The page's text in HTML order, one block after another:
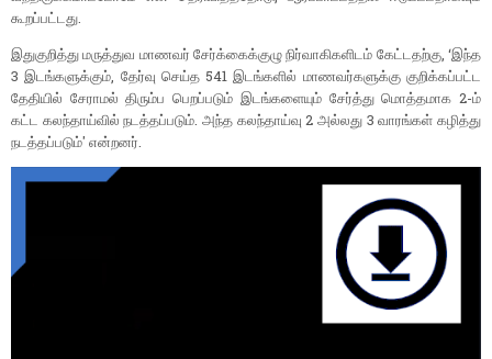
கூறப்பட்டது.
இதுகுறித்து மருத்துவ மாணவர் சேர்க்கைக்குழு நிர்வாகிகளிடம் கேட்டதற்கு, ‘இந்த
3 இடங்களுக்கும், தேர்வு செய்த 541 இடங்களில் மாணவர்களுக்கு குறிக்கப்பட்ட
தேதியில் சேராமல் திரும்ப பெறப்படும் இடங்களையும் சேர்த்து மொத்தமாக 2-ம்
கட்ட கலந்தாய்வில் நடத்தப்படும். அந்த கலந்தாய்வு 2 அல்லது 3 வாரங்கள் கழித்து
நடத்தப்படும்' என்றனர்.